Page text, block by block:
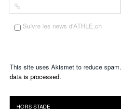
Suivre les news d'ATHLE.ch
This site uses Akismet to reduce spam.
data is processed.